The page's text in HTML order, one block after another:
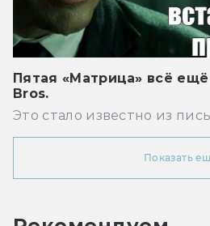
Пятая «Матрица» всё
Bros.
Это стало известно из
Показать